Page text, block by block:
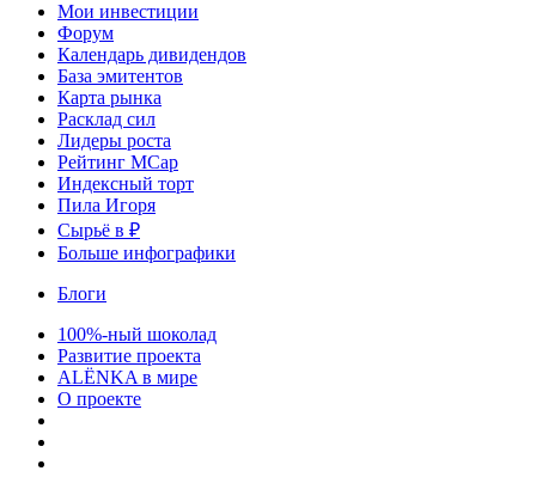
Мои инвестиции
Форум
Календарь дивидендов
База эмитентов
Карта рынка
Расклад сил
Лидеры роста
Рейтинг MCap
Индексный торт
Пила Игоря
Сырьё в ₽
Больше инфографики
Блоги
100%-ный шоколад
Развитие проекта
ALЁNKA в мире
О проекте